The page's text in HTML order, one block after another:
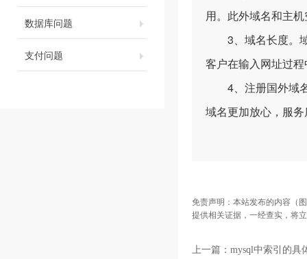
数据库问题
支付问题
用。此外域名和主
3、域名长度。域
客户在输入网址过
4、注册国外域名
域名更加放心，服
免责声明：本站发布的内容（
提供相关证据，一经查实，将
上一篇： mysql中索引的具